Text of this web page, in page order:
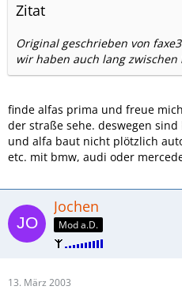
Zitat
Original geschrieben von
wir haben auch lang
finde alfas prima und freue
der straße sehe. deswegen
und alfa baut nicht plötzlich
etc. mit bmw, audi oder
Jochen
Mod a.D.
13. März 2003